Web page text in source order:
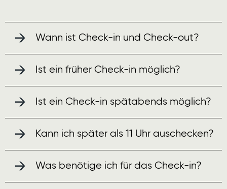
Galerie
Corporate Social Responsibility
FAQ
News
Kontakt
Wann ist Check-in und Check-out?
Ist ein früher Check-in möglich?
Ist ein Check-in spätabends möglich?
Kann ich später als 11 Uhr auschecken?
Was benötige ich für das Check-in?